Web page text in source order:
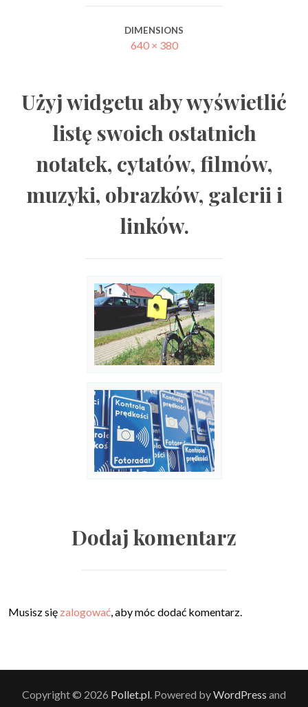
DIMENSIONS
640 × 380
Użyj widgetu aby wyświetlić
listę swoich ostatnich
notatek, cytatów, filmów,
muzyki, obrazków, galerii i
linków.
Dodaj komentarz
Musisz się zalogować, aby móc dodać komentarz.
Copyright © 2026 Pollet.pl. Powered byWordPress and